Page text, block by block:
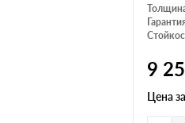
9
Цена за